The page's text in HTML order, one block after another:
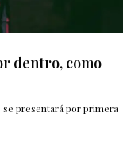
dentro, como
presentará por primera